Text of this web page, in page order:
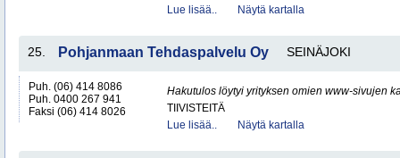
Lue lisää..
Näytä kartalla
25. Pohjanmaan Tehdaspalvelu Oy SEINÄJOKI
Puh. (06) 414 8086
Puh. 0400 267 941
Faksi (06) 414 8026
Hakutulos löytyi yrityksen omien www-sivujen
TIIVISTEITÄ
Lue lisää..
Näytä kartalla